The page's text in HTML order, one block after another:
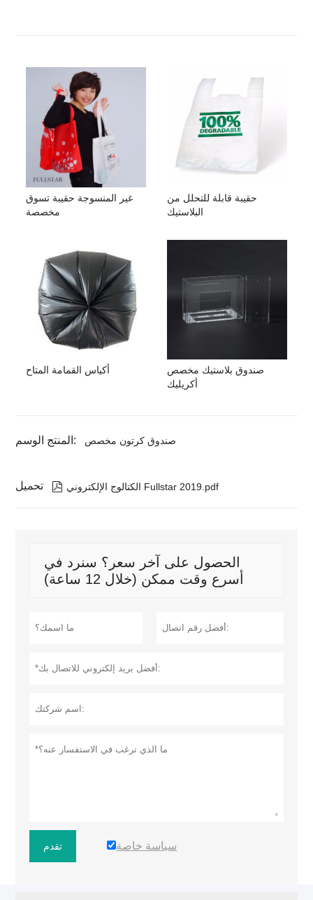
غير المنسوجة حقيبة تسوق
مخصصة
حقيبة قابلة للتحلل من
البلاستيك
أكياس القمامة المتاح
صندوق بلاستيك مخصص
أكريليك
المنتج الوسم: صندوق كرتون مخصص
تحميل  الكتالوج الإلكتروني Fullstar 2019.pdf
الحصول على آخر سعر؟ سنرد في
أسرع وقت ممكن (خلال 12 ساعة)
تقدم سياسة خاصة